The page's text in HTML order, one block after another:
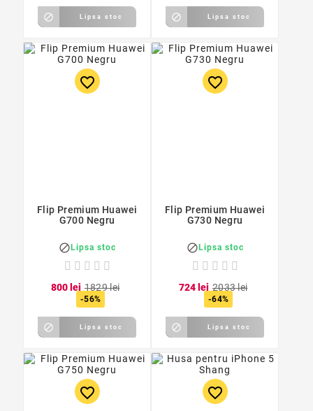
 Lipsa stoc  Lipsa stoc
favorite_border
Flip Premium Huawei
G700 Negru
 Lipsa stoc
800lei 1829lei
-56%
 Lipsa stoc
favorite_border
Flip Premium Huawei
G730 Negru
 Lipsa stoc
724lei 2033lei
-64%
 Lipsa stoc
favorite_border favorite_border